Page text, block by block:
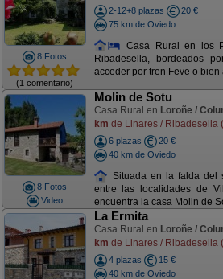
8 Fotos
(1 comentario)
2-12+8 plazas
20 €
75 km de Oviedo
Casa Rural en los
Ribadesella, bordeados
acceder por tren Feve o bien
8 Fotos
Video
Molin de Sotu
Casa Rural en Loroñe /
km de Linares / Ribadesella
6 plazas
20 €
40 km de Oviedo
Situada en la falda del
entre las localidades de
encuentra la casa Molin de
La Ermita
Casa Rural en Loroñe /
km de Linares / Ribadesella
4 plazas
15 €
40 km de Oviedo